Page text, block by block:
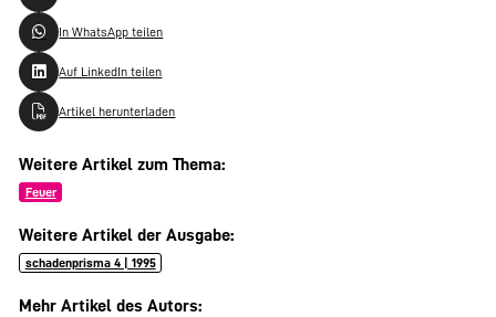
In WhatsApp teilen
Auf LinkedIn teilen
Artikel herunterladen
Weitere Artikel zum Thema:
Feuer
Weitere Artikel der Ausgabe:
schadenprisma 4 | 1995
Mehr Artikel des Autors: